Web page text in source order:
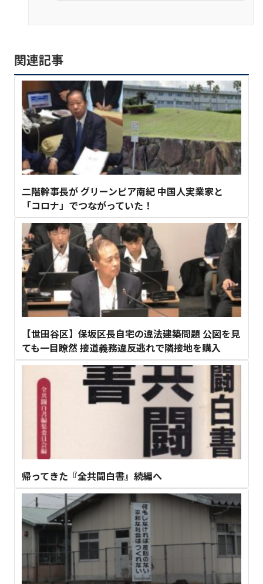
関連記事
二階幹事長が グリーンピア南紀 中国人実業家と
「コロナ」でつながっていた！
【世田谷区】保坂区長自宅の違法建築問題 公図を見
ても一目瞭然 接道義務違反逃れで隣接地を購入
帰ってきた『全共闘白書』続編へ